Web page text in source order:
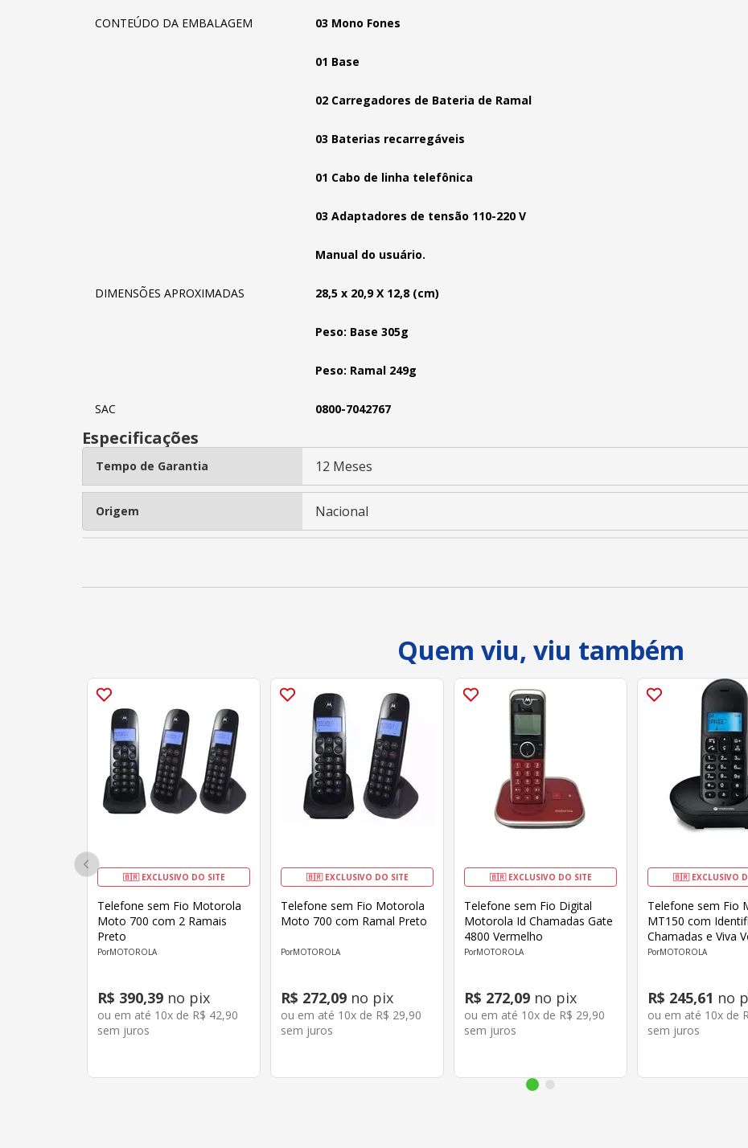
CONTEÚDO DA EMBALAGEM 03 Mono Fones
01 Base
02 Carregadores de Bateria de Ramal
03 Baterias recarregáveis
01 Cabo de linha telefônica
03 Adaptadores de tensão 110-220 V
Manual do usuário.
DIMENSÕES APROXIMADAS 28,5 x 20,9 X 12,8 (cm)
Peso: Base 305g
Peso: Ramal 249g
SAC 0800-7042767
Especificações
Tempo de Garantia 12 Meses
Origem Nacional
Quem viu, viu também
🇧🇷 EXCLUSIVO DO SITE
Telefone sem Fio Motorola
Moto 700 com 2 Ramais
Preto
MOTOROLA
R$ 390,39 no pix
ou em até 10x de R$ 42,90
sem juros
🇧🇷 EXCLUSIVO DO SITE
Telefone sem Fio Motorola
Moto 700 com Ramal Preto
MOTOROLA
R$ 272,09 no pix
ou em até 10x de R$ 29,90
sem juros
🇧🇷 EXCLUSIVO DO SITE
Telefone sem Fio Digital
Motorola Id Chamadas Gate
4800 Vermelho
MOTOROLA
R$ 272,09 no pix
ou em até 10x de R$ 29,90
sem juros
🇧🇷 EXCLUSIVO
Telefone sem Fio
MT150 com
Chamadas e Viva
MOTOROLA
R$ 245,61 no
ou em até 10x de
sem juros